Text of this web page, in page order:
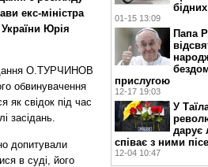
екс-міністра
Юрія
О.ТУРЧИНОВ
обвинувачення
свідок під час
засідань.
допитували
в суді, його
бідних
01-15 13:09
Папа
прислугою
12-17 19:03
У
дарує
співає з ними
12-04 10:47